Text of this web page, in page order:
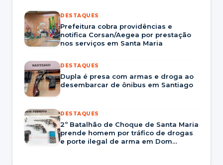
DESTAQUES
Prefeitura cobra providências e
notifica Corsan/Aegea por prestação
nos serviços em Santa Maria
DESTAQUES
Dupla é presa com armas e droga ao
desembarcar de ônibus em Santiago
DESTAQUES
2º Batalhão de Choque de Santa Maria
prende homem por tráfico de drogas
e porte ilegal de arma em Dom